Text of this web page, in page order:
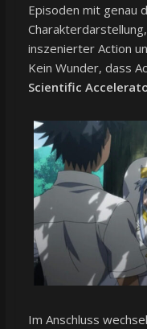
Episoden mit genau
inszenierter Action
Kein Wunder, dass
Scientific
Im Anschluss